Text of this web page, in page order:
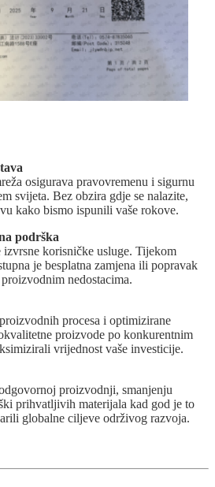
osigurava pravovremenu i sigurnu
svijeta. Bez obzira gdje se nalazite,
kako bismo ispunili vaše rokove.
podrška
izvrsne korisničke usluge. Tijekom
je besplatna zamjena ili popravak
nedostacima.
procesa i optimizirane
proizvode po konkurentnim
vrijednost vaše investicije.
proizvodnji, smanjenju
prihvatljivih materijala kad god je to
globalne ciljeve održivog razvoja.